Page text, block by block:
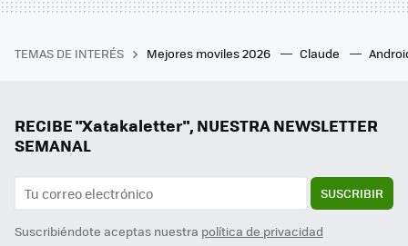
TEMAS DE INTERÉS Mejores moviles 2026 Claude
RECIBE "Xatakaletter", NUESTRA NEWSLETTER
SEMANAL
SUSCRIBIR
Suscribiéndote aceptas nuestra política de privacidad